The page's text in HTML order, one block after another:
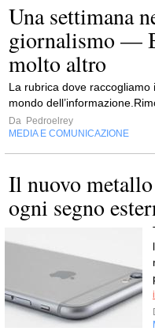
Una settimana
giornalismo —
molto altro
La rubrica dove
mondo
Da Pedroelrey
MEDIA E COMUNICAZIONE
Il nuovo
ogni segno